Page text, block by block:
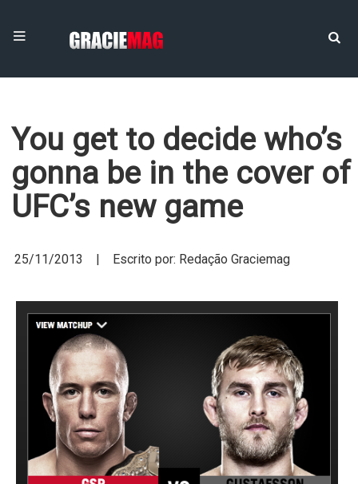
You get to decide who’s
gonna be in the cover of
UFC’s new game
25/11/2013 | Escrito por: Redação Graciemag